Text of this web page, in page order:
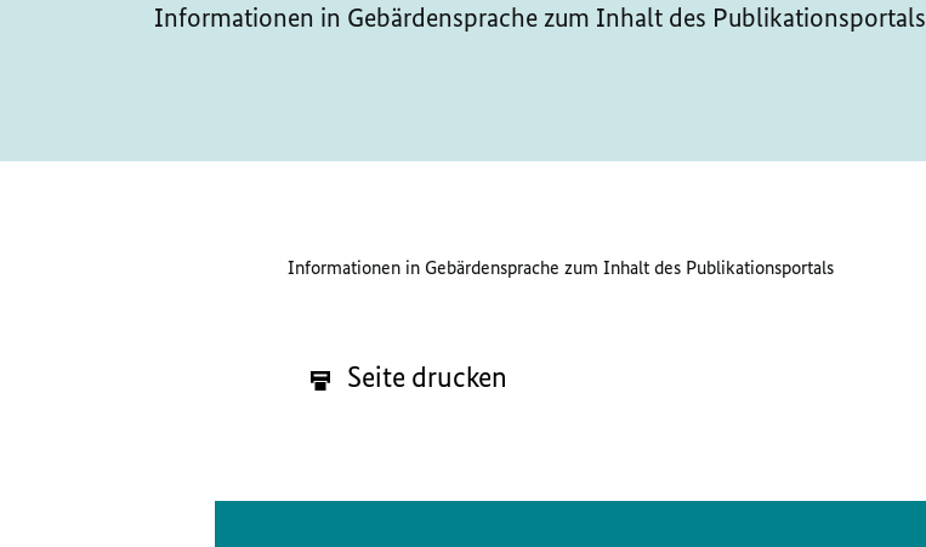
Informationen in Gebärdensprache zum Inhalt des Publikationsportals
Informationen in Gebärdensprache zum Inhalt des Publikationsportals
Seite drucken